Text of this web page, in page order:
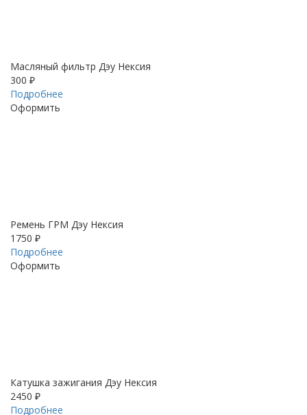
Масляный фильтр Дэу Нексия
300 ₽
Подробнее
Оформить
Ремень ГРМ Дэу Нексия
1750 ₽
Подробнее
Оформить
Катушка зажигания Дэу Нексия
2450 ₽
Подробнее